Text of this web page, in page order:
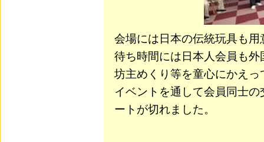
会場には日本の伝統玩具も
待ち時間には日本人会員も
坊主めくり等を童心にかえ
イベントを通して会員同士
ートが切れました。